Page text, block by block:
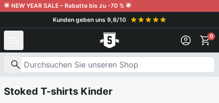
Weiter zum Inhalt
🌟 NEW YEAR SALE – Rabatte bis zu -70 % 🌟
Kunden geben uns 9,6/10
0
Nach Produkten suchen
Stoked T-shirts Kinder